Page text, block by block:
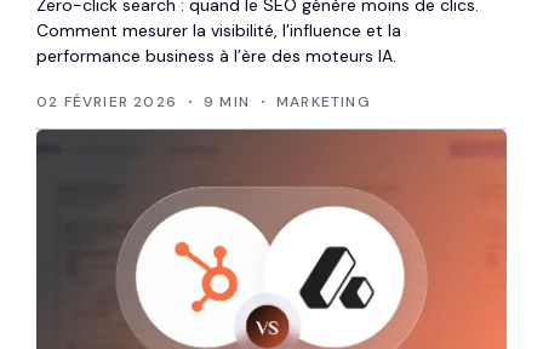
Zero-click search : quand le SEO génère moins de clics.
Comment mesurer la visibilité, l’influence et la
performance business à l’ère des moteurs IA.
02 FÉVRIER 2026 9 MIN MARKETING